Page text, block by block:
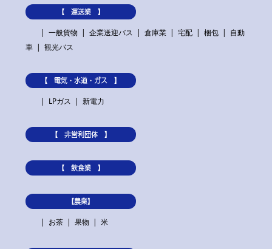
【 運送業 】
一般貨物
企業送迎バス 倉庫業 宅配 梱包
自動
車
観光バス
【 電気・水道・ガス 】
LPガス
新電力
【 非営利団体 】
【 飲食業 】
【農業】
お茶
果物 米